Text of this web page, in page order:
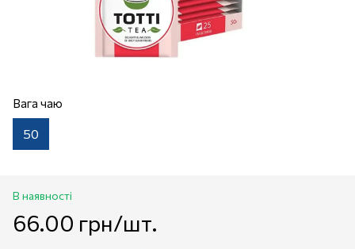
Вага чаю
50
В наявності
66.00 грн/шт.